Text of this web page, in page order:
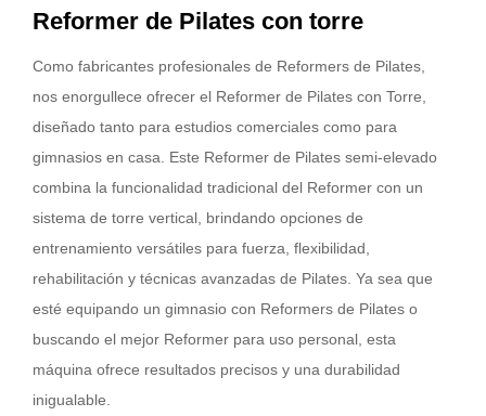
Reformer de Pilates con torre
Como fabricantes profesionales de Reformers de Pilates,
nos enorgullece ofrecer el Reformer de Pilates con Torre,
diseñado tanto para estudios comerciales como para
gimnasios en casa. Este Reformer de Pilates semi-elevado
combina la funcionalidad tradicional del Reformer con un
sistema de torre vertical, brindando opciones de
entrenamiento versátiles para fuerza, flexibilidad,
rehabilitación y técnicas avanzadas de Pilates. Ya sea que
esté equipando un gimnasio con Reformers de Pilates o
buscando el mejor Reformer para uso personal, esta
máquina ofrece resultados precisos y una durabilidad
inigualable.